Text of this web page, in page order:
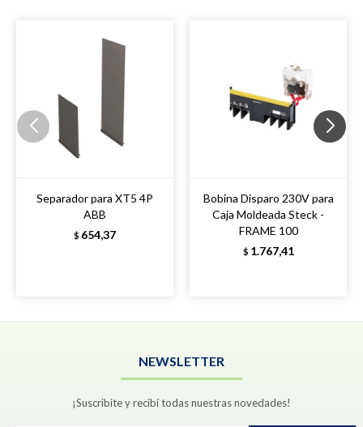
Separador para XT5 4P
ABB
$ 654,37
Bobina Disparo 230V para
Caja Moldeada Steck -
FRAME 100
$ 1.767,41
NEWSLETTER
¡Suscribite y recibí todas nuestras novedades!